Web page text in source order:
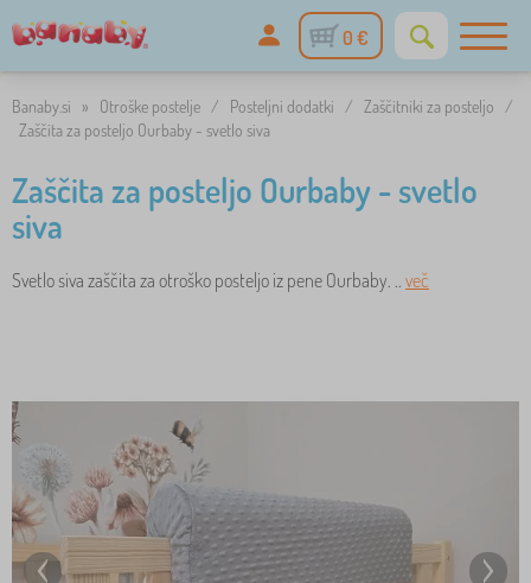
0 €
Banaby.si » Otroške postelje / Posteljni dodatki / Zaščitniki za posteljo
/
Zaščita za posteljo Ourbaby - svetlo siva
Zaščita za posteljo Ourbaby - svetlo
siva
Svetlo siva zaščita za otroško posteljo iz pene Ourbaby. .. več